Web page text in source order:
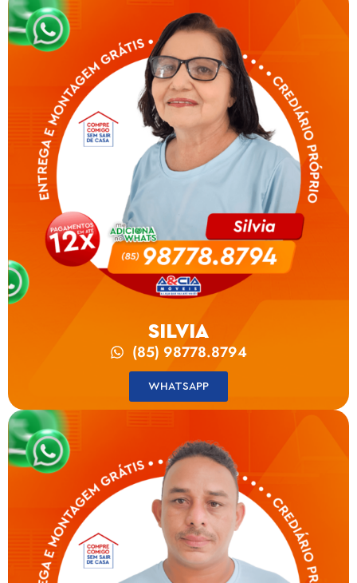
SILVIA
(85) 98778.8794
WHATSAPP